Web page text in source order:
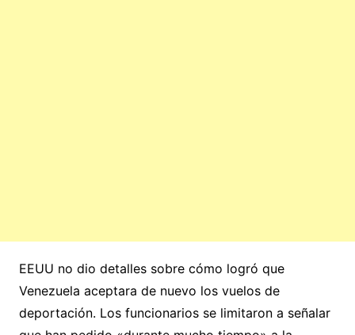
EEUU no dio detalles sobre cómo logró que
Venezuela aceptara de nuevo los vuelos de
deportación. Los funcionarios se limitaron a señalar